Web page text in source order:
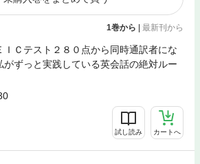
1巻から | 最新刊から
ＩＣテスト２８０点から同時通訳者にな
がずっと実践している英会話の絶対ルー
試し読み カートへ